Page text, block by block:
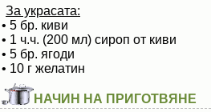
За украсата:
• 5 бр. киви
• 1 ч.ч. (200 мл) сироп от киви
• 5 бр. ягоди
• 10 г желатин
НАЧИН НА ПРИГОТВЯНЕ